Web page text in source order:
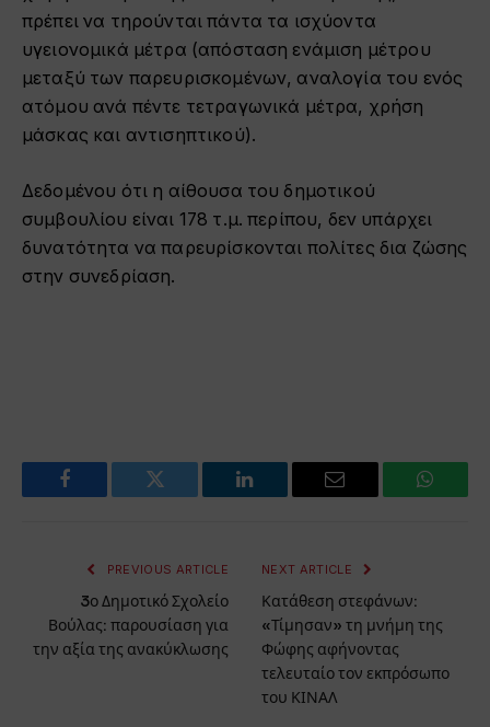
πρέπει να τηρούνται πάντα τα ισχύοντα
υγειονομικά μέτρα (απόσταση ενάμιση μέτρου
μεταξύ των παρευρισκομένων, αναλογία του ενός
ατόμου ανά πέντε τετραγωνικά μέτρα, χρήση
μάσκας και αντισηπτικού).
Δεδομένου ότι η αίθουσα του δημοτικού
συμβουλίου είναι 178 τ.μ. περίπου, δεν υπάρχει
δυνατότητα να παρευρίσκονται πολίτες δια ζώσης
στην συνεδρίαση.
Facebook Twitter LinkedIn Email
PREVIOUS ARTICLE
3ο Δημοτικό Σχολείο
Βούλας: παρουσίαση για
την αξία της ανακύκλωσης
NEXT ARTICLE
Κατάθεση στεφάνων:
«Τίμησαν» τη μνήμη της
Φώφης αφήνοντας
τελευταίο τον εκπρόσωπο
του ΚΙΝΑΛ